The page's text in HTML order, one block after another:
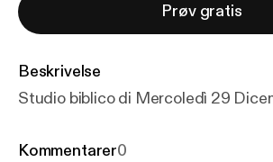
Prøv gratis
Beskrivelse
Studio biblico di Mercoledì 29
Kommentarer0